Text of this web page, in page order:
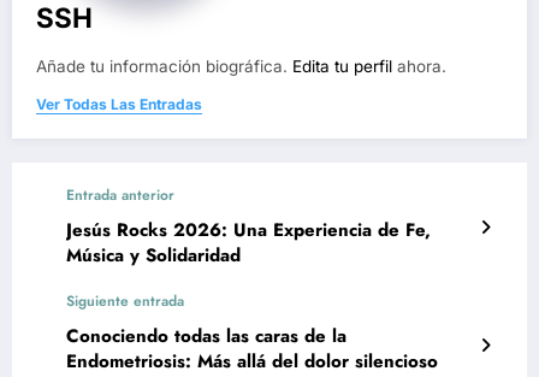
SSH
Añade tu información biográfica. Edita tu perfil ahora.
Ver Todas Las Entradas
Entrada anterior
Jesús Rocks 2026: Una Experiencia de Fe,
Música y Solidaridad
Siguiente entrada
Conociendo todas las caras de la
Endometriosis: Más allá del dolor silencioso